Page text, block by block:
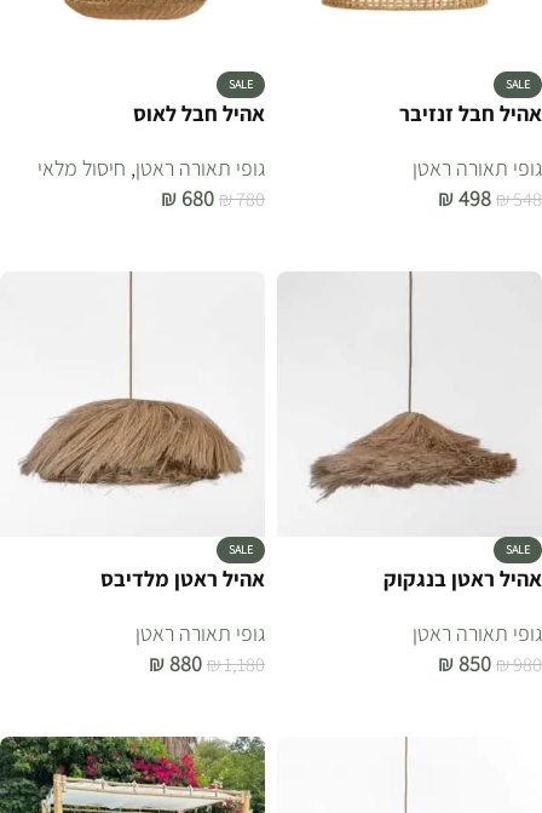
SALE
אהיל חבל זנזיבר
גופי תאורה ראטן
₪548
₪498
SALE
אהיל חבל לאוס
גופי תאורה ראטן, חיסול מלאי
₪780
₪ 680
SALE
אהיל ראטן בנגקוק
גופי תאורה ראטן
₪980
₪850
SALE
אהיל ראטן מלדיבס
גופי תאורה ראטן
₪1,180
₪880